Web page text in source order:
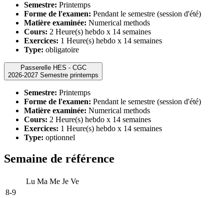
Semestre: Printemps
Forme de l'examen: Pendant le semestre (session d'été)
Matière examinée: Numerical methods
Cours: 2 Heure(s) hebdo x 14 semaines
Exercices: 1 Heure(s) hebdo x 14 semaines
Type: obligatoire
Passerelle HES - CGC
2026-2027 Semestre printemps
Semestre: Printemps
Forme de l'examen: Pendant le semestre (session d'été)
Matière examinée: Numerical methods
Cours: 2 Heure(s) hebdo x 14 semaines
Exercices: 1 Heure(s) hebdo x 14 semaines
Type: optionnel
Semaine de référence
Lu Ma Me Je Ve
8-9